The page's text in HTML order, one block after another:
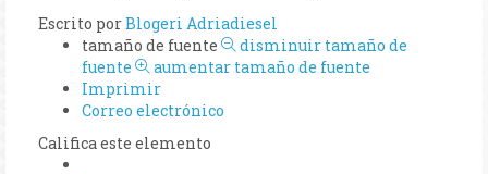
Escrito porBlogeri Adriadiesel
tamaño de fuente
disminuir tamaño de
fuente
aumentar tamaño de fuente
Imprimir
Correo electrónico
Califica este elemento